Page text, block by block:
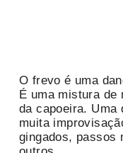
O frevo é uma
É uma mistura de
da capoeira. Uma
muita
gingados, passos